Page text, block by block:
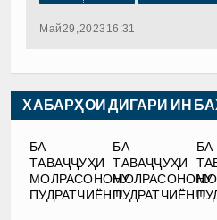
Май 29, 2023 16:31
ХАБАРҲОИ ДИГАРИ ИН
БА
ТАВАҶҶУҲИ
МОЛРАСОНОНУ
ПУДРАТЧИЁН!!!
БА
ТАВАҶҶУҲИ
МОЛРАСОНОНУ
ПУДРАТЧИЁН!!!
БА